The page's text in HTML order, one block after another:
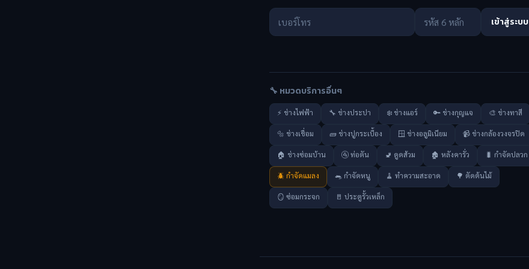
เข้าสู่ระบบ
🔧 หมวดบริการอื่นๆ
⚡ ช่างไฟฟ้า 🔧 ช่างประปา ❄️ ช่างแอร์ 🔑 ช่างกุญแจ 🎨 ช่างทาสี
🔩 ช่างเชื่อม 🧱 ช่างปูกระเบื้อง 🪟 ช่างอลูมิเนียม 📹 ช่างกล้องวงจรปิด
🏠 ช่างซ่อมบ้าน 🚰 ท่อตัน 🚽 ดูดส้วม 🏚️ หลังคารั่ว 🐛 กำจัดปลวก
🪲 กำจัดแมลง 🐀 กำจัดหนู 🧹 ทำความสะอาด 🌳 ตัดต้นไม้
🪞 ซ่อมกระจก 🚪 ประตูรั้วเหล็ก